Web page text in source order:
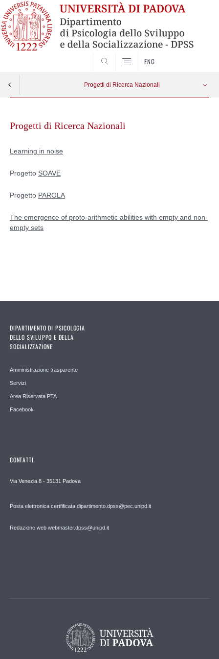
ENG
Progetti di Ricerca Nazionali
contentProgetti di Ricerca Nazionali
Learning in noise
Progetto SOAVE
Progetto PAROLA
The emergence of proto-arithmetic abilities with empty and non-
empty sets
DIPARTIMENTO DI PSICOLOGIA
DELLO SVILUPPO E DELLA
SOCIALIZZAZIONE
Amministrazione trasparente
Servizi
Area Riservata PTA
Facebook
CONTATTI
Via Venezia 8 - 35131 Padova
Posta elettronica certfificata dipartimento.dpss@pec.unipd.it
Redazione web webmaster.dpss@unipd.it